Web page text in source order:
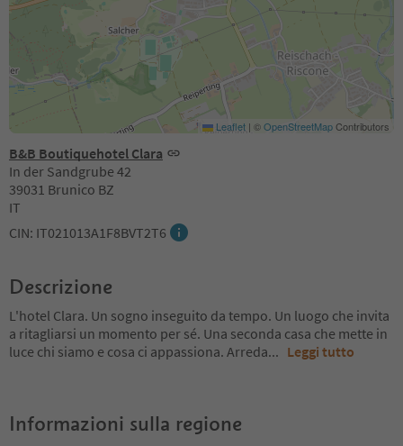
B&B Boutiquehotel Clara
In der Sandgrube 42
39031 Brunico BZ
IT
CIN: IT021013A1F8BVT2T6
Leaflet | ©OpenStreetMapContributors
Descrizione
L'hotel Clara. Un sogno inseguito da tempo. Un luogo che invita
a ritagliarsi un momento per sé. Una seconda casa che mette in
luce chi siamo e cosa ci appassiona. Arreda... Leggi tutto
Informazioni sulla regione